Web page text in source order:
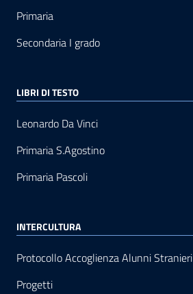
Primaria
Secondaria I grado
LIBRI DI TESTO
Leonardo Da Vinci
Primaria S.Agostino
Primaria Pascoli
INTERCULTURA
Protocollo Accoglienza Alunni Stranieri
Progetti